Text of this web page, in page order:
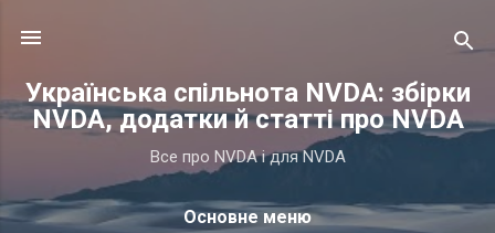
Українська спільнота NVDA: збірки
NVDA, додатки й статті про NVDA
Все про NVDA і для NVDA
Основне меню